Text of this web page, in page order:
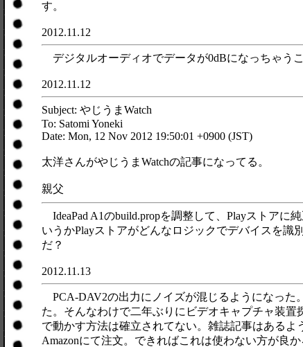
す。
2012.11.12
デジタルオーディオでデータが0dBになっちゃう
2012.11.12
Subject: やじうまWatch
To: Satomi Yoneki
Date: Mon, 12 Nov 2012 19:50:01 +0900 (JST)
太洋さんがやじうまWatchの記事になってる。
親父
IdeaPad A1のbuild.propを調整して、Playストアに
いうかPlayストアがどんなロジックでデバイスを
だ？
2012.11.13
PCA-DAV2の出力にノイズが混じるようになった
た。そんなわけで二年ぶりにビデオキャプチャ装
で動かす方法は確立されてない。雑誌記事はある
Amazonにて注文。できればこれは使わない方が良